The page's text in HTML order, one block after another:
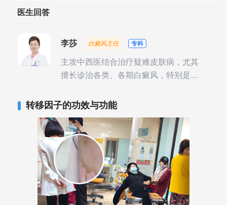
医生回答
李莎 白癜风主任 专科
主攻中西医结合治疗疑难皮肤病，尤其
擅长诊治各类、各期白癜风，特别是对
复发期;临床运用中医的辨证施治，理法
转移因子的功效与功能